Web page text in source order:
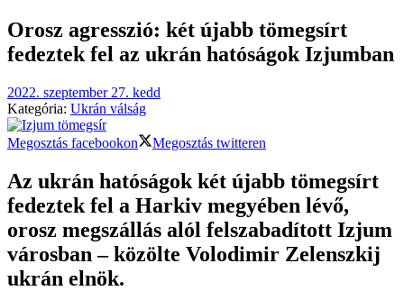
Orosz agresszió: két újabb tömegsírt
fedeztek fel az ukrán hatóságok Izjumban
2022. szeptember 27. kedd
Kategória: Ukrán válság
Megosztás facebookon Megosztás twitteren
Az ukrán hatóságok két újabb tömegsírt
fedeztek fel a Harkiv megyében lévő,
orosz megszállás alól felszabadított Izjum
városban – közölte Volodimir Zelenszkij
ukrán elnök.